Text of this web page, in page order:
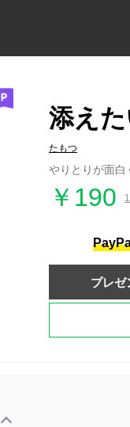
添え
たもつ
やりとりが面白
￥190
プレゼ